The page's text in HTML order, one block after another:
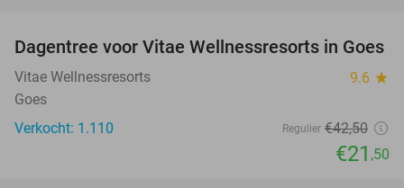
49%
Dagentree voor Vitae Wellnessresorts in Goes
Vitae Wellnessresorts 9.6 star
Goes
Verkocht: 1.110
Regulier €42,50
€21 ,50